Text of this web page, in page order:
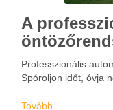
A
Professzionális
Spóroljon időt, óvja
Tovább